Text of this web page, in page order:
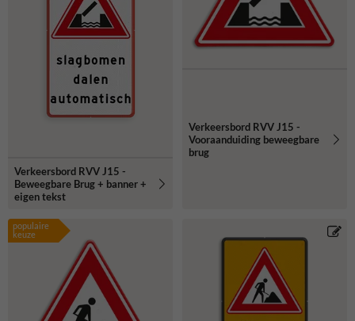
Verkeersbord RVV J15 -
Beweegbare Brug + banner +
eigen tekst
Verkeersbord RVV J15 -
Vooraanduiding beweegbare
brug
populaire
keuze